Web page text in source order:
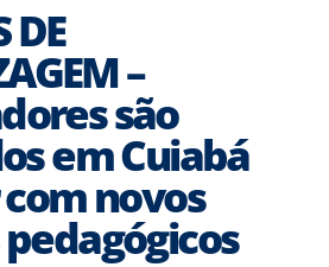
DE
–
são
em Cuiabá
novos